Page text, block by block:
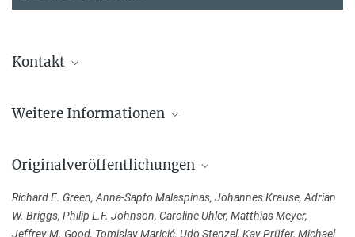
Kontakt
Max-Planck-Institut für evolutionäre Anthropologie, Leipzig
Prof. Dr. Johannes Krause
Max-Planck-Institut für evolutionäre Anthropologie, Leipzig
+49 341 3550-501
Weitere Informationen
Hatte der Neandertaler rote Haare?
Originalveröffentlichungen
Richard E. Green, Anna-Sapfo Malaspinas, Johannes Krause, Adrian
W. Briggs, Philip L.F. Johnson, Caroline Uhler, Matthias Meyer,
Jeffrey M. Good, Tomislav Maricić, Udo Stenzel, Kay Prüfer, Michael